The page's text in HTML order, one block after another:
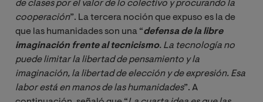
de clases por el valor de lo colectivo y procurando la
cooperación”. La tercera noción que expuso es la de
que las humanidades son una “defensa de la libre
imaginación frente al tecnicismo. La tecnología no
puede limitar la libertad de pensamiento y la
imaginación, la libertad de elección y de expresión. Esa
labor está en manos de las humanidades”. A